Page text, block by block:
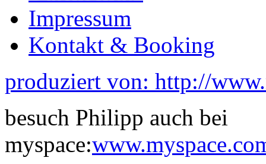
Impressum
Kontakt & Booking
produziert von: http://
besuch Philipp auch bei
myspace: